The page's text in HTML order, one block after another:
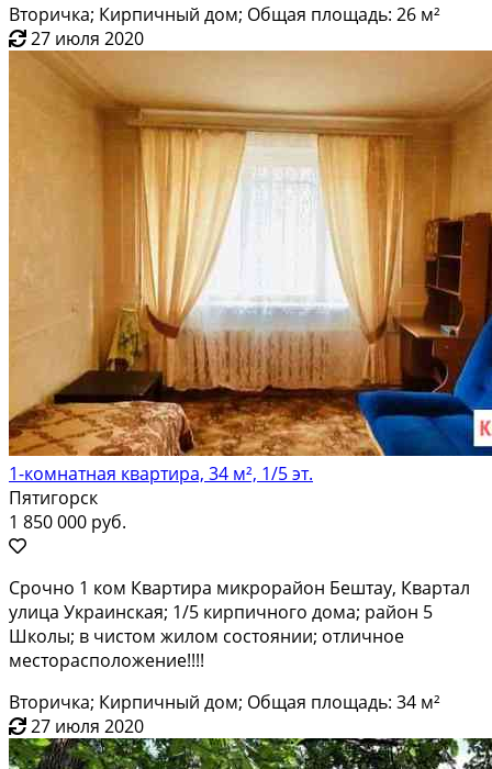
Вторичка; Кирпичный дом; Общая площадь: 26 м²
27 июля 2020
1-комнатная квартира, 34 м², 1/5 эт.
Пятигорск
1 850 000 руб.
Срочно 1 ком Квартира микрорайон Бештау, Квартал
улица Украинская; 1/5 кирпичного дома; район 5
Школы; в чистом жилом состоянии; отличное
месторасположение!!!!
Вторичка; Кирпичный дом; Общая площадь: 34 м²
27 июля 2020